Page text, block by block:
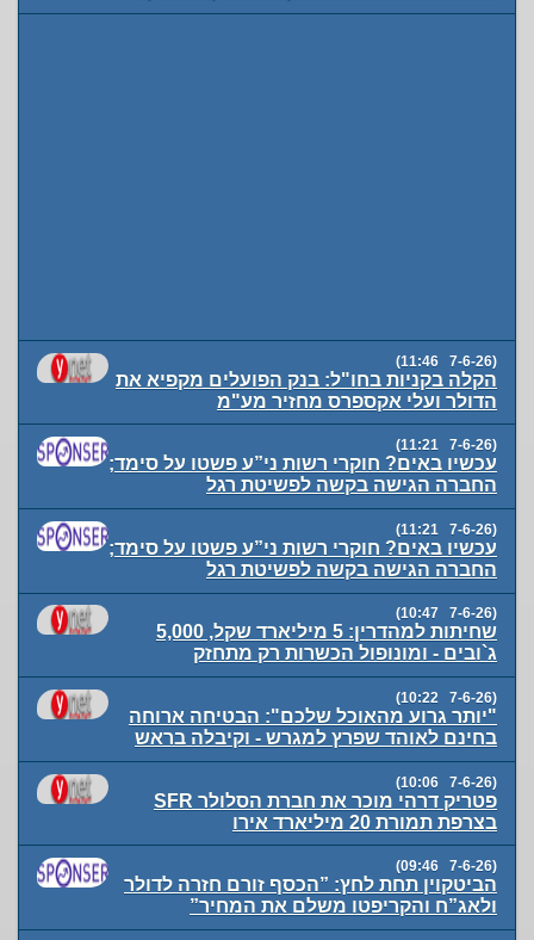
(7-6-26 11:46)
הקלה בקניות בחו"ל: בנק הפועלים מקפיא את
הדולר ועלי אקספרס מחזיר מע"מ
(7-6-26 11:21)
עכשיו באים? חוקרי רשות ני”ע פשטו על סימד;
החברה הגישה בקשה לפשיטת רגל
(7-6-26 11:21)
עכשיו באים? חוקרי רשות ני”ע פשטו על סימד;
החברה הגישה בקשה לפשיטת רגל
(7-6-26 10:47)
שחיתות למהדרין: 5 מיליארד שקל, 5,000
ג`ובים - ומונופול הכשרות רק מתחזק
(7-6-26 10:22)
"יותר גרוע מהאוכל שלכם": הבטיחה ארוחה
בחינם לאוהד שפרץ למגרש - וקיבלה בראש
(7-6-26 10:06)
פטריק דרהי מוכר את חברת הסלולר SFR
בצרפת תמורת 20 מיליארד אירו
(7-6-26 09:46)
הביטקוין תחת לחץ: ”הכסף זורם חזרה לדולר
ולאג”ח והקריפטו משלם את המחיר”